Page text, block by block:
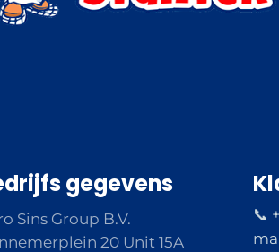
gegevens
Sins Group B.V.
20 Unit 15A
📞